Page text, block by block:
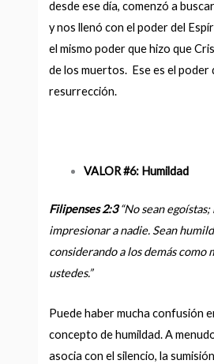
desde ese día, comenzó a
y nos llenó con el poder del
el mismo poder que hizo que
de los muertos. Ese es el poder
resurrección.
VALOR #6: Humildad
Filipenses 2:3“No sean
impresionar a nadie. Sean
considerando a los demás como
ustedes.”
Puede haber mucha confusión
concepto de humildad. A
asocia con el silencio, la